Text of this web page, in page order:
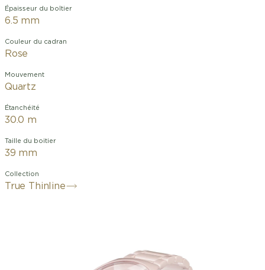
Épaisseur du boîtier
6.5 mm
Couleur du cadran
Rose
Mouvement
Quartz
Étanchéité
30.0 m
Taille du boitier
39 mm
Collection
True Thinline